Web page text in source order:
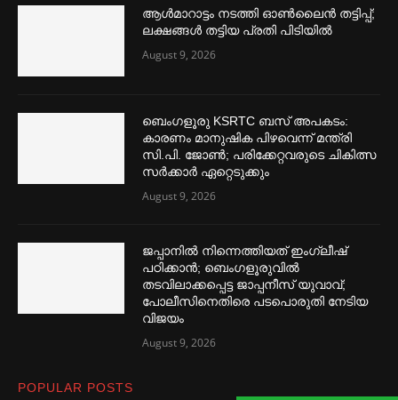
ആള്‍മാറാട്ടം നടത്തി ഓണ്‍ലൈൻ തട്ടിപ്പ്;
ലക്ഷങ്ങള്‍ തട്ടിയ പ്രതി പിടിയില്‍
August 9, 2026
ബെംഗളൂരു KSRTC ബസ് അപകടം:
കാരണം മാനുഷിക പിഴവെന്ന് മന്ത്രി
സി.പി. ജോണ്‍; പരിക്കേറ്റവരുടെ ചികിത്സ
സര്‍ക്കാര്‍ ഏറ്റെടുക്കും
August 9, 2026
ജപ്പാനില്‍ നിന്നെത്തിയത് ഇംഗ്ലീഷ്
പഠിക്കാൻ; ബെംഗളൂരുവില്‍
തടവിലാക്കപ്പെട്ട ജാപ്പനീസ് യുവാവ്;
പോലീസിനെതിരെ പടപൊരുതി നേടിയ
വിജയം
August 9, 2026
POPULAR POSTS